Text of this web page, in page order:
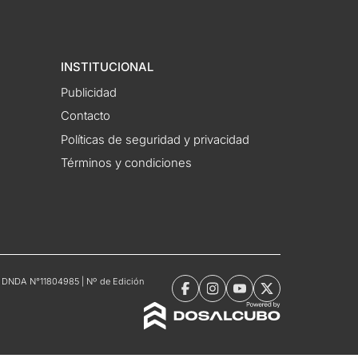
INSTITUCIONAL
Publicidad
Contacto
Políticas de seguridad y privacidad
Términos y condiciones
N°11804985 | Nº de Edición